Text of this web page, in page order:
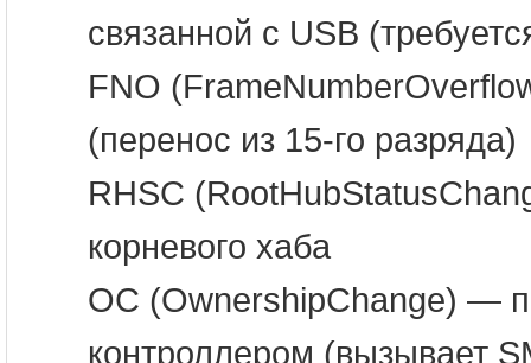
связанной с USB
FNO
(перенос из 15-го разряда)
RHSC
корневого хаба
OC (OwnershipChange) —
контроллером (вызывает